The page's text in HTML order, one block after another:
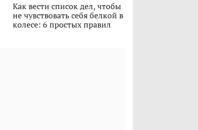
Как вести список дел, чтобы
не чувствовать себя белкой в
колесе: 6 простых правил